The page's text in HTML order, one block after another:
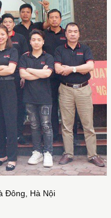
Đông, Hà Nội